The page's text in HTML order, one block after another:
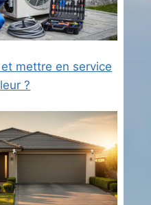
mettre en service
?